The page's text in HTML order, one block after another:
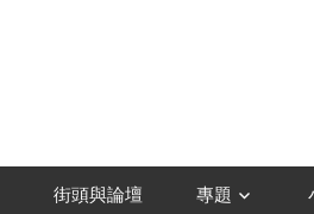
街頭與論壇 專題